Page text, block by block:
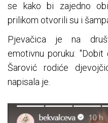
se kako bi zajedno
prilikom otvorili su i
Pjevačica je na
emotivnu poruku:
Šarović rodiće
napisala je.